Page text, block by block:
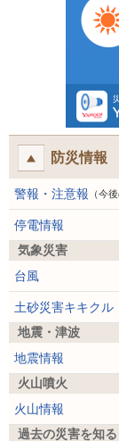
防災情報
警報・注意報 （今
停電情報
気象災害
台風
土砂災害キキクル
地震・津波
地震情報
火山噴火
火山情報
過去の災害を知